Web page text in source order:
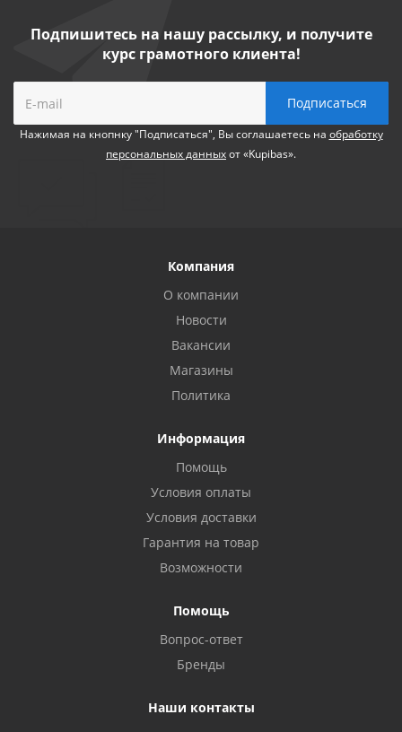
Подпишитесь на нашу рассылку, и получите
курс грамотного клиента!
Нажимая на кнопнку "Подписаться", Вы соглашаетесь на обработку
персональных данныхот «Kupibas».
Компания
О компании
Новости
Вакансии
Магазины
Политика
Информация
Помощь
Условия оплаты
Условия доставки
Гарантия на товар
Возможности
Помощь
Вопрос-ответ
Бренды
Наши контакты